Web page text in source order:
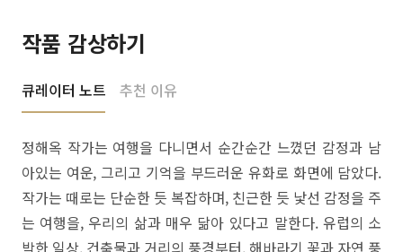
작품 감상하기
큐레이터 노트 추천 이유
정해옥 작가는 여행을 다니면서 순간순간 느꼈던 감정과 남
아있는 여운, 그리고 기억을 부드러운 유화로 화면에 담았다.
작가는 때로는 단순한 듯 복잡하며, 친근한 듯 낯선 감정을 주
는 여행을, 우리의 삶과 매우 닮아 있다고 말한다. 유럽의 소
박한 일상, 건축물과 거리의 풍경부터, 해바라기 꽃과 자연 풍